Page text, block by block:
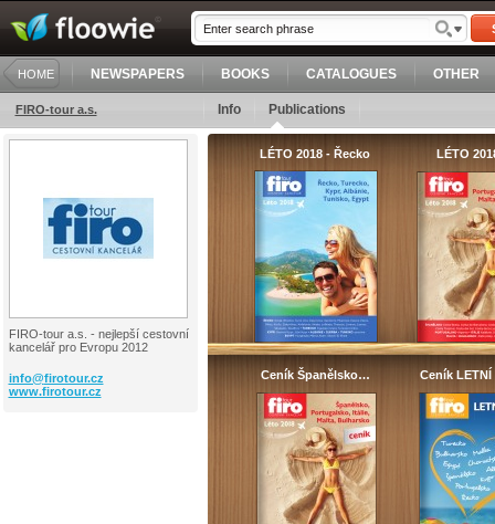
HOME NEWSPAPERS BOOKS CATALOGUES OTHER
FIRO-tour a.s. Info Publications
FIRO-tour a.s. - nejlepší cestovní
kancelář pro Evropu 2012
info@firotour.cz
www.firotour.cz
LÉTO 2018 - Řecko LÉTO
Ceník Španělsko… Ceník